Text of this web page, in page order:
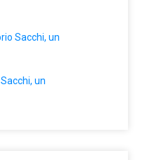
Sacchi, un
un